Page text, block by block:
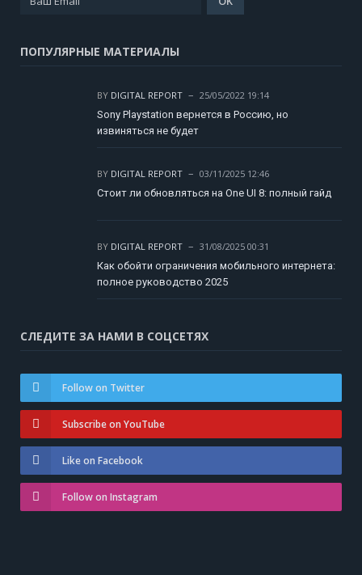
ПОПУЛЯРНЫЕ МАТЕРИАЛЫ
BY DIGITAL REPORT
25/05/2022 19:14
Sony Playstation вернется в Россию, но
извиняться не будет
BY DIGITAL REPORT
03/11/2025 12:46
Стоит ли обновляться на One UI 8: полный гайд
BY DIGITAL REPORT
31/08/2025 00:31
Как обойти ограничения мобильного интернета:
полное руководство 2025
СЛЕДИТЕ ЗА НАМИ В СОЦСЕТЯХ
Follow on Twitter
Subscribe on YouTube
Like on Facebook
Follow on Instagram